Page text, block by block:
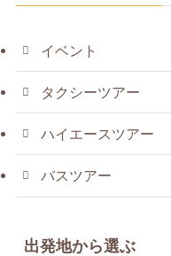
イベント
タクシーツアー
ハイエースツアー
バスツアー
出発地から選ぶ